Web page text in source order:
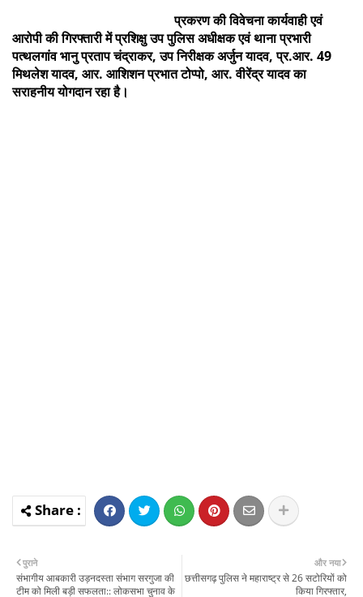
प्रकरण की विवेचना कार्यवाही एवं
आरोपी की गिरफ्तारी में प्रशिक्षु उप पुलिस अधीक्षक एवं थाना प्रभारी
पत्थलगांव भानु प्रताप चंद्राकर, उप निरीक्षक अर्जुन यादव, प्र.आर. 49
मिथलेश यादव, आर. आशिशन प्रभात टोप्पो, आर. वीरेंद्र यादव का
सराहनीय योगदान रहा है।
और नया
छत्तीसगढ़ पुलिस ने महाराष्ट्र से 26 सटोरियों को
किया गिरफ्तार,
पुराने
संभागीय आबकारी उड़नदस्ता संभाग सरगुजा की
टीम को मिली बड़ी सफलता:: लोकसभा चुनाव के